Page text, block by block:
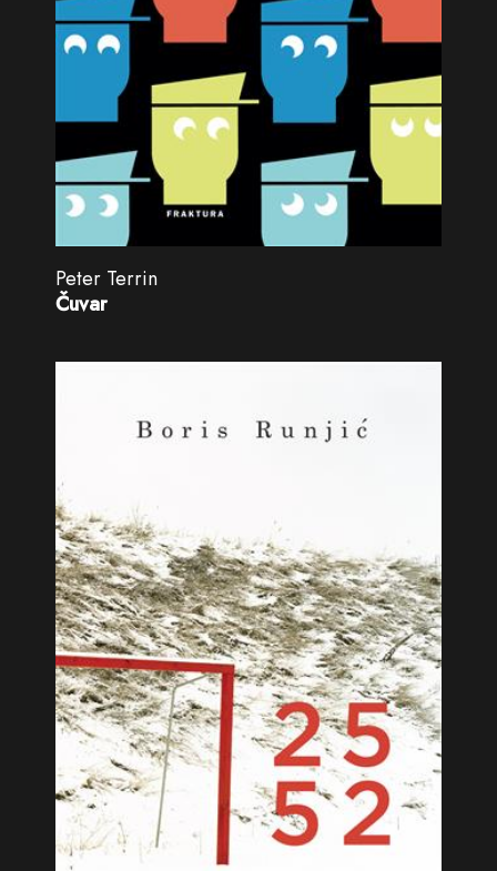
Peter Terrin
Čuvar